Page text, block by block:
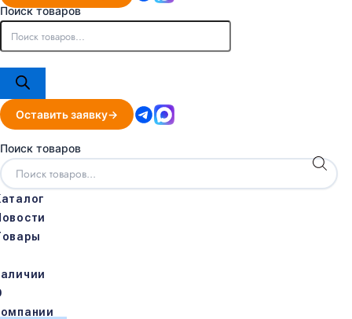
Поиск товаров
Оставить заявку
Поиск товаров